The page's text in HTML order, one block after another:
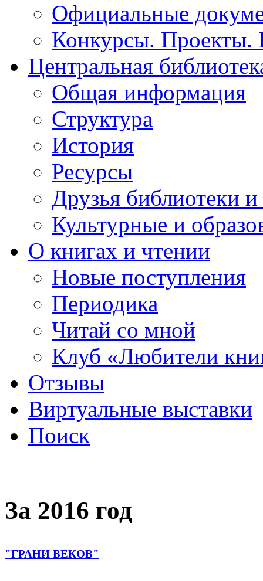
Официальные
Конкурсы.
Центральная
Общая информация
Структура
История
Ресурсы
Друзья библиотеки
Культурные и
О книгах и чтении
Новые поступления
Периодика
Читай со мной
Клуб «Любители
Отзывы
Виртуальные выставки
Поиск
За 2016 год
"ГРАНИ ВЕКОВ"